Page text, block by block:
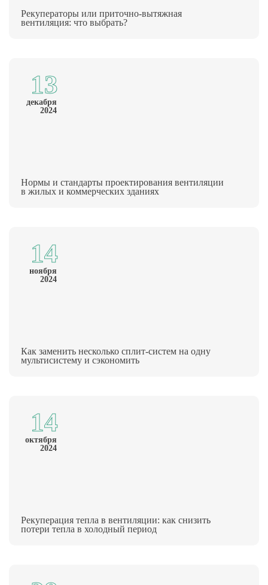
Рекуператоры или приточно-вытяжная
вентиляция: что выбрать?
13
декабря
2024
Нормы и стандарты проектирования вентиляции
в жилых и коммерческих зданиях
14
ноября
2024
Как заменить несколько сплит-систем на одну
мультисистему и сэкономить
14
октября
2024
Рекуперация тепла в вентиляции: как снизить
потери тепла в холодный период